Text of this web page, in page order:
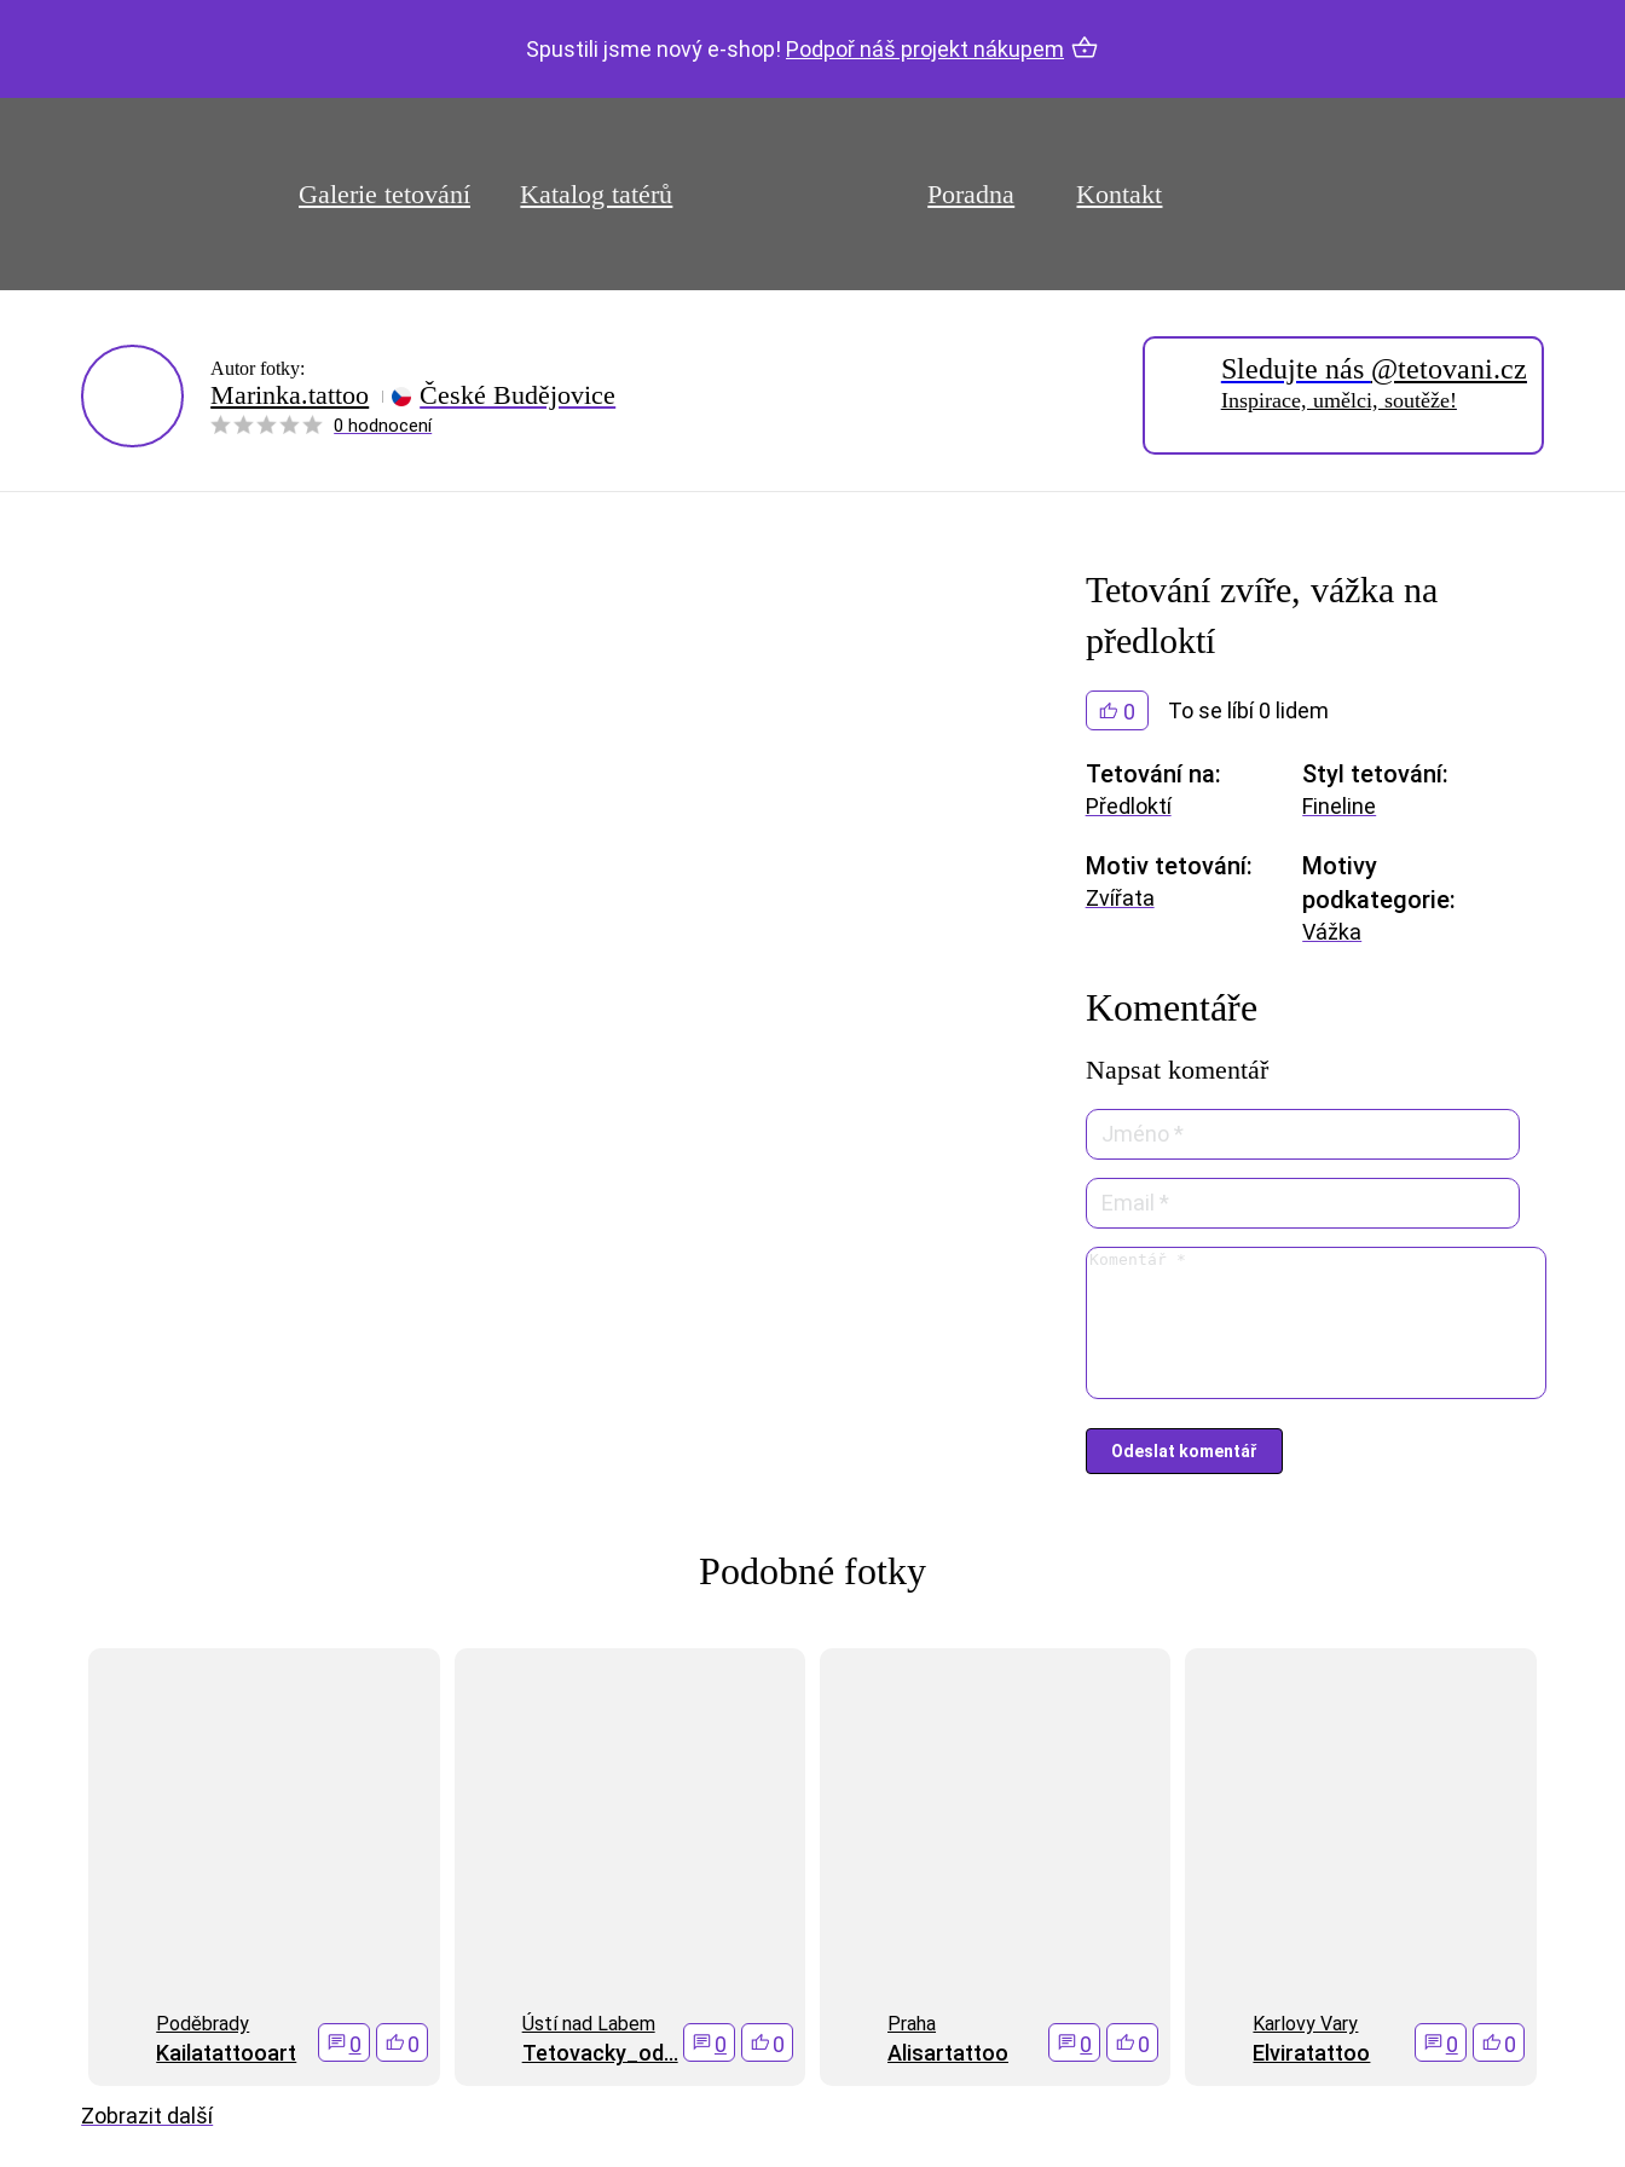
Spustili jsme nový e-shop! Podpoř náš projekt nákupem
Galerie tetování Katalog tatérů Poradna Kontakt
Autor fotky:
Marinka.tattoo České Budějovice
0 hodnocení
Sledujte nás @tetovani.cz
Inspirace, umělci, soutěže!
Tetování zvíře, vážka na
předloktí
0 To se líbí 0 lidem
Tetování na:
Předloktí
Motiv tetování:
Zvířata
Styl tetování:
Fineline
Motivy
podkategorie:
Vážka
Komentáře
Napsat komentář
Podobné fotky
Poděbrady
Kailatattooart 0 0
Ústí nad Labem
Tetovacky_od... 0 0
Praha
Alisartattoo 0 0
Karlovy Vary
Elviratattoo 0 0
Zobrazit další